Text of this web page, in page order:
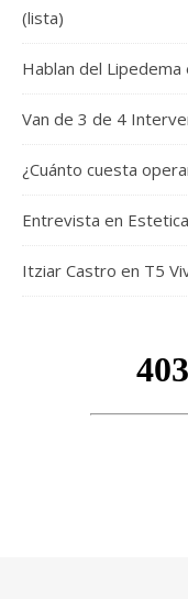
(lista)
Hablan del Lipedema
Van de 3 de 4
¿Cuánto cuesta
Entrevista en
Itziar Castro en T5